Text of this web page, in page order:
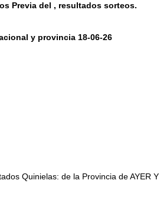
Previa del , resultados sorteos.
y provincia 18-06-26
Quinielas: de la Provincia de AYER